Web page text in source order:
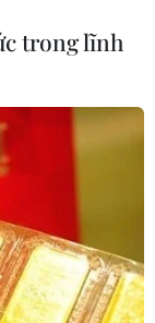
Hồi giáo
giáo
trong lĩnh